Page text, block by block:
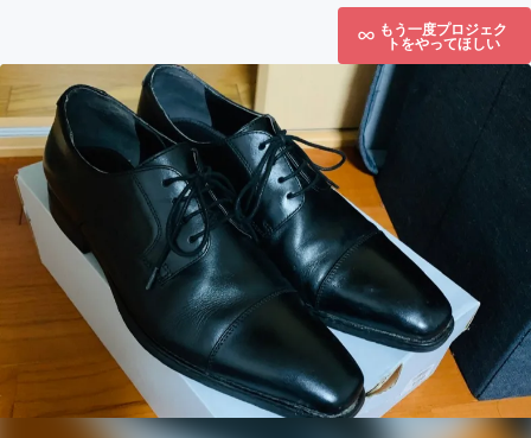
もう一度プロジェク
トをやってほしい